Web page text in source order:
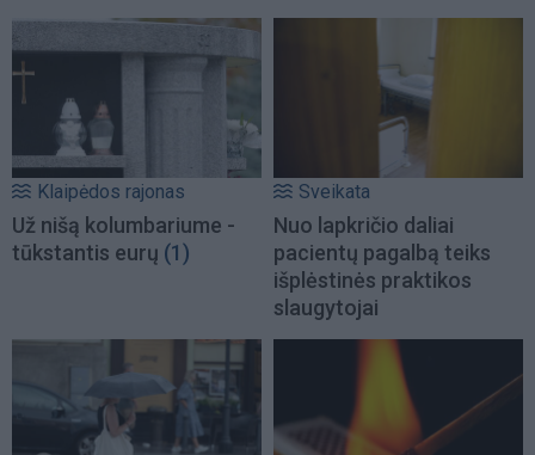
Klaipėdos rajonas
Už nišą kolumbariume -
tūkstantis eurų (1)
Sveikata
Nuo lapkričio daliai
pacientų pagalbą teiks
išplėstinės praktikos
slaugytojai